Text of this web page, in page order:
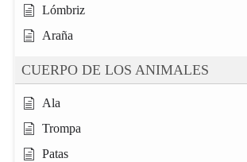
Lómbriz
Araña
CUERPO DE LOS ANIMALES
Ala
Trompa
Patas